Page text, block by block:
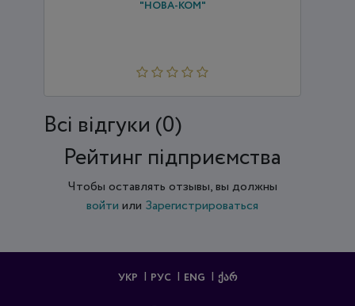
"НОВА-КОМ"
Всi відгуки (0)
Рейтинг підприємства
Чтобы оставлять отзывы, вы должны
войти или Зарегистрироваться
УКР РУС ENG ᲥᲐᲠ